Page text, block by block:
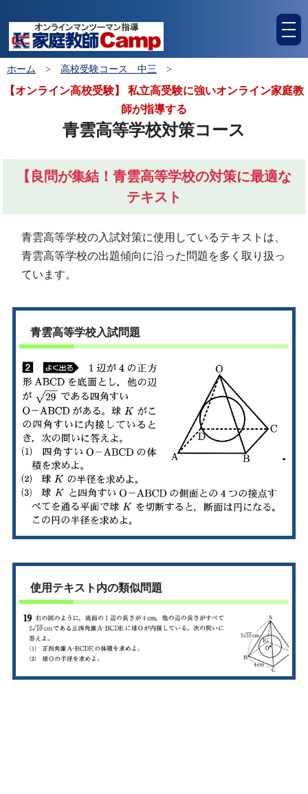
ホーム > 高校受験コース 中三 >
【オンライン高校受験】 私立高受験に強いオンライン家庭教
師が指導する
青雲高等学校対策コース
【良問が集結！青雲高等学校の対策に最適な
テキスト
青雲高等学校の入試対策に使用しているテキストは、
青雲高等学校の出題傾向に沿った問題を多く取り扱っ
ています。
青雲高等学校入試問題
使用テキスト内の類似問題